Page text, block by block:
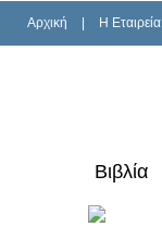
Αρχική H Εταιρεία
Βιβλία